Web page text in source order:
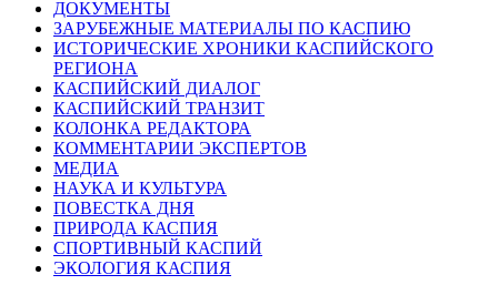
ДОКУМЕНТЫ
ЗАРУБЕЖНЫЕ МАТЕРИАЛЫ ПО КАСПИЮ
ИСТОРИЧЕСКИЕ ХРОНИКИ КАСПИЙСКОГО
РЕГИОНА
КАСПИЙСКИЙ ДИАЛОГ
КАСПИЙСКИЙ ТРАНЗИТ
КОЛОНКА РЕДАКТОРА
КОММЕНТАРИИ ЭКСПЕРТОВ
МЕДИА
НАУКА И КУЛЬТУРА
ПОВЕСТКА ДНЯ
ПРИРОДА КАСПИЯ
СПОРТИВНЫЙ КАСПИЙ
ЭКОЛОГИЯ КАСПИЯ